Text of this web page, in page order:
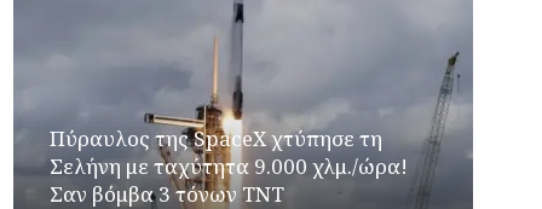
Πύραυλος της SpaceX χτύπησε τη
Σελήνη με ταχύτητα 9.000 χλμ./ώρα!
Σαν βόμβα 3 τόνων TNT